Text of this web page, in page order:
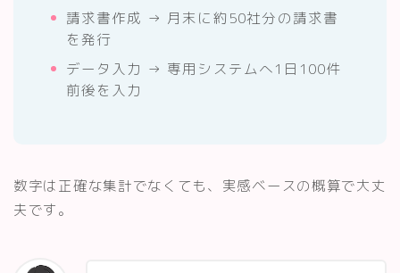
請求書作成 → 月末に約50社分の請求書
を発行
データ入力 → 専用システムへ1日100件
前後を入力
数字は正確な集計でなくても、実感ベースの概算で大丈
夫です。